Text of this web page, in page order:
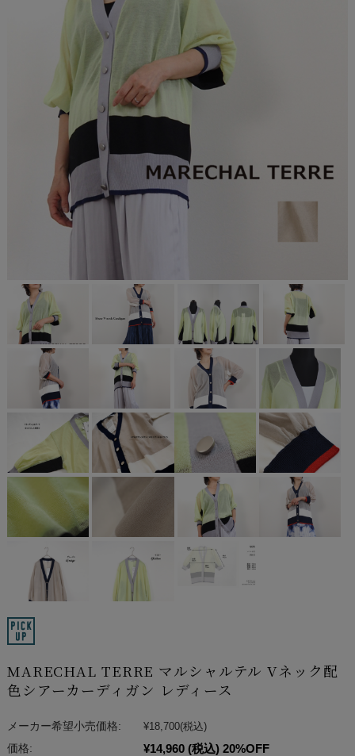
MARECHAL TERRE マルシャルテル Vネック配
色シアーカーディガン レディース
メーカー希望小売価格: ¥18,700(税込)
価格:
¥14,960 (税込) 20%OFF